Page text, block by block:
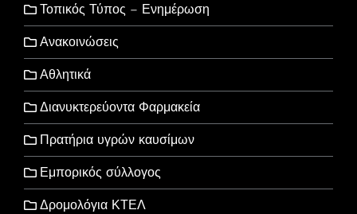
Τοπικός Τύπος – Ενημέρωση
Ανακοινώσεις
Αθλητικά
Διανυκτερεύοντα Φαρμακεία
Πρατήρια υγρών καυσίμων
Εμπορικός σύλλογος
Δρομολόγια ΚΤΕΛ